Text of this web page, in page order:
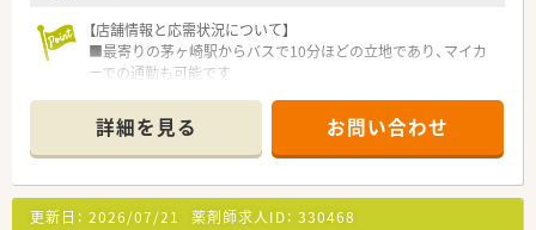
【店舗情報と応需状況について】
■最寄りの茅ヶ崎駅からバスで10分ほどの立地であり、マイカ
ーでの通勤も可能です
繁忙期は130枚程度応需している状況です
■薬剤師は常勤1名とパート複数名が在籍し常時2名体制で対応
しており、事務スタッフも1名配置されています
■繁忙期には経営者ご夫婦が現場にヘルプに入られるなどのフ
ォロー体制があります
詳細を見る お問い合わせ
更新日： 2026/07/21 薬剤師求人ID： 330468